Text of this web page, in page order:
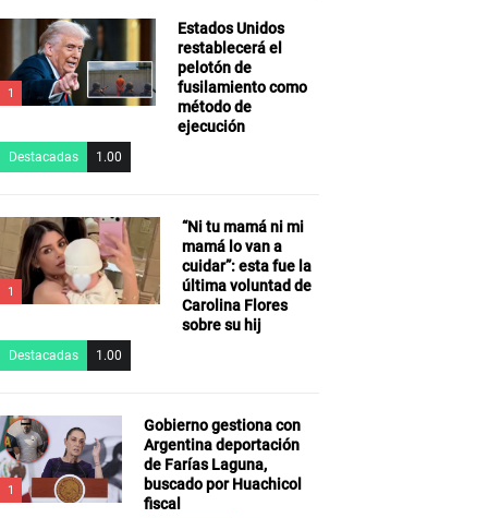
1
Estados Unidos
restablecerá el
pelotón de
fusilamiento como
método de
ejecución
Destacadas 1.00
1
“Ni tu mamá ni mi
mamá lo van a
cuidar”: esta fue la
última voluntad de
Carolina Flores
sobre su hij
Destacadas 1.00
1
Gobierno gestiona con
Argentina deportación
de Farías Laguna,
buscado por Huachicol
fiscal